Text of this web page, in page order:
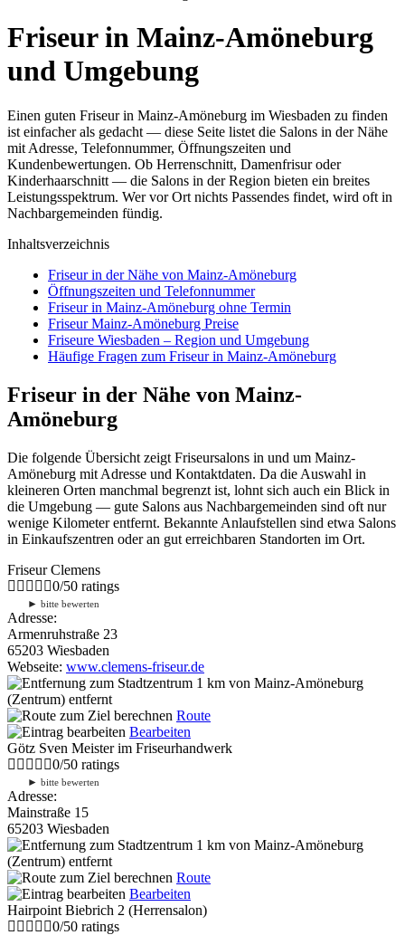
Friseur in Mainz-Amöneburg
und Umgebung
Einen guten Friseur in Mainz-Amöneburg im Wiesbaden zu finden
ist einfacher als gedacht — diese Seite listet die Salons in der Nähe
mit Adresse, Telefonnummer, Öffnungszeiten und
Kundenbewertungen. Ob Herrenschnitt, Damenfrisur oder
Kinderhaarschnitt — die Salons in der Region bieten ein breites
Leistungsspektrum. Wer vor Ort nichts Passendes findet, wird oft in
Nachbargemeinden fündig.
Inhaltsverzeichnis
Friseur in der Nähe von Mainz-Amöneburg
Öffnungszeiten und Telefonnummer
Friseur in Mainz-Amöneburg ohne Termin
Friseur Mainz-Amöneburg Preise
Friseure Wiesbaden – Region und Umgebung
Häufige Fragen zum Friseur in Mainz-Amöneburg
Friseur in der Nähe von Mainz-
Amöneburg
Die folgende Übersicht zeigt Friseursalons in und um Mainz-
Amöneburg mit Adresse und Kontaktdaten. Da die Auswahl in
kleineren Orten manchmal begrenzt ist, lohnt sich auch ein Blick in
die Umgebung — gute Salons aus Nachbargemeinden sind oft nur
wenige Kilometer entfernt. Bekannte Anlaufstellen sind etwa Salons
in Einkaufszentren oder an gut erreichbaren Standorten im Ort.
Friseur Clemens
0/50 ratings
► bitte bewerten
Adresse:
Armenruhstraße 23
65203 Wiesbaden
Webseite: www.clemens-friseur.de
1 km von Mainz-Amöneburg
(Zentrum) entfernt
Route
Bearbeiten
Götz Sven Meister im Friseurhandwerk
0/50 ratings
► bitte bewerten
Adresse:
Mainstraße 15
65203 Wiesbaden
1 km von Mainz-Amöneburg
(Zentrum) entfernt
Route
Bearbeiten
Hairpoint Biebrich 2 (Herrensalon)
0/50 ratings